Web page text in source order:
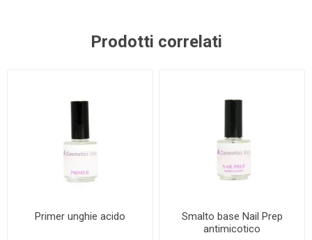
Prodotti correlati
Primer unghie acido
Smalto base Nail Prep
antimicotico